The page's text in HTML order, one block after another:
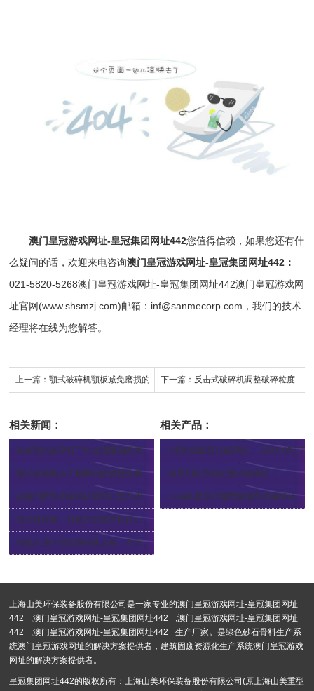
澳门皇冠游戏网址-皇冠集团网址442您值得信赖，如果您还有什
么疑问的话，欢迎来电咨询澳门皇冠游戏网址-皇冠集团网址442 ：
021-5820-5268澳门皇冠游戏网址-皇冠集团网址442澳门皇冠游戏网
址官网(www.shsmzj.com)邮箱： inf@sanmecorp.com ，我们的技术
经理将在线为您解答。
上一篇： 颚式破碎机颚板减免磨损的 下一篇： 反击式破碎机调整破碎粒度
相关新闻：
造成颚式破碎机下料速度慢的原因
2024-05-11
颚式破碎机加工鹅卵石的优势分析
2024-05-09
2024-04-12
2024-03-18
相关产品：
jc系列欧版颚式破碎机 2024-05-07
pp系列轮胎移动颚式破碎站
2024-04-12
e-mp欧星系列履带移动颚式破碎站
上海山美环保装备股份有限公司是一家专业的澳门皇冠游戏网址-皇冠集团网址
442
,澳门皇冠游戏网址-皇冠集团网址442 ,澳门皇冠游戏网址-皇冠集团网址
442
,澳门皇冠游戏网址-皇冠集团网址442
生产厂家。是绿色砂石骨料生产系
统澳门皇冠游戏网址的解决方案提供者，建筑固废资源化生产系统澳门皇冠游戏
网址的解决方案提供者。
皇冠集团网址442的版权所有：上海山美环保装备股份有限公司(原上海山美重型